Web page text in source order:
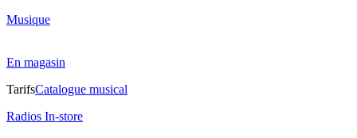
Musique
En magasin
TarifsCatalogue musical
Radios In-store